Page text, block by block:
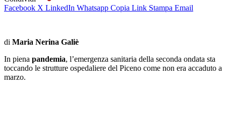
Facebook X LinkedIn Whatsapp Copia Link Stampa Email
di Maria Nerina Galiè
In piena pandemia, l’emergenza sanitaria della seconda ondata sta
toccando le strutture ospedaliere del Piceno come non era accaduto a
marzo.